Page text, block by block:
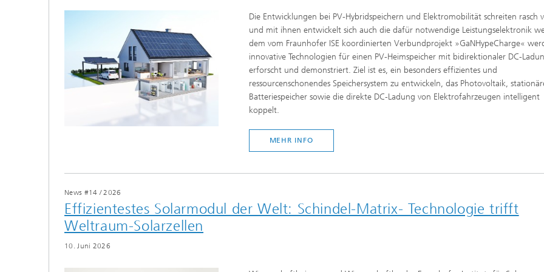
Die Entwicklungen bei PV-Hybridspeichern und Elektromobilität schreiten rasch
und mit ihnen entwickelt sich auch die dafür notwendige Leistungselektronik
dem vom Fraunhofer ISE koordinierten Verbundprojekt »GaNHypeCharge«
innovative Technologien für einen PV-Heimspeicher mit bidirektionaler DC-
erforscht und demonstriert. Ziel ist es, ein besonders effizientes und
ressourcenschonendes Speichersystem zu entwickeln, das Photovoltaik,
Batteriespeicher sowie die direkte DC-Ladung von Elektrofahrzeugen intelligent
koppelt.
MEHR INFO
News #14 /2026
Effizientestes Solarmodul der Welt: Schindel-Matrix- Technologie trifft
Weltraum-Solarzellen
10. Juni 2026